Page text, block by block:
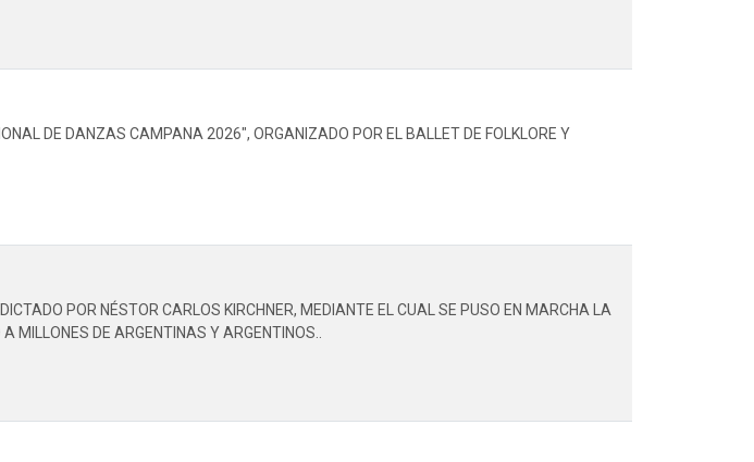
DE DANZAS CAMPANA 2026", ORGANIZADO POR EL BALLET DE FOLKLORE Y
POR NÉSTOR CARLOS KIRCHNER, MEDIANTE EL CUAL SE PUSO EN MARCHA LA
MILLONES DE ARGENTINAS Y ARGENTINOS..